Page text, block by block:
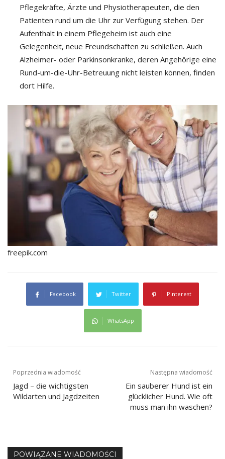
Pflegekräfte, Ärzte und Physiotherapeuten, die den
Patienten rund um die Uhr zur Verfügung stehen. Der
Aufenthalt in einem Pflegeheim ist auch eine
Gelegenheit, neue Freundschaften zu schließen. Auch
Alzheimer- oder Parkinsonkranke, deren Angehörige eine
Rund-um-die-Uhr-Betreuung nicht leisten können, finden
dort Hilfe.
freepik.com
Facebook Twitter Pinterest
WhatsApp
Beitragsnavigation
Poprzednia wiadomość
Jagd – die wichtigsten
Wildarten und Jagdzeiten
Następna wiadomość
Ein sauberer Hund ist ein
glücklicher Hund. Wie oft
muss man ihn waschen?
POWIĄZANE WIADOMOŚCI